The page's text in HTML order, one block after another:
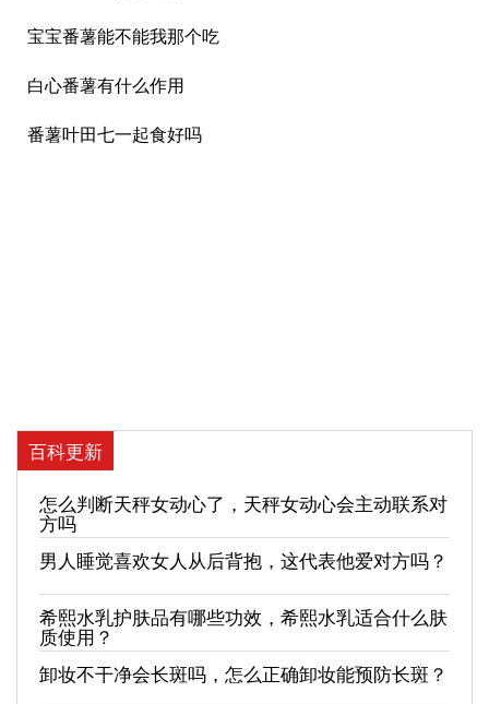
宝宝番薯能不能我那个吃
白心番薯有什么作用
番薯叶田七一起食好吗
百科更新
怎么判断天秤女动心了，天秤女动心会主动联系对
方吗
男人睡觉喜欢女人从后背抱，这代表他爱对方吗？
希熙水乳护肤品有哪些功效，希熙水乳适合什么肤
质使用？
卸妆不干净会长斑吗，怎么正确卸妆能预防长斑？